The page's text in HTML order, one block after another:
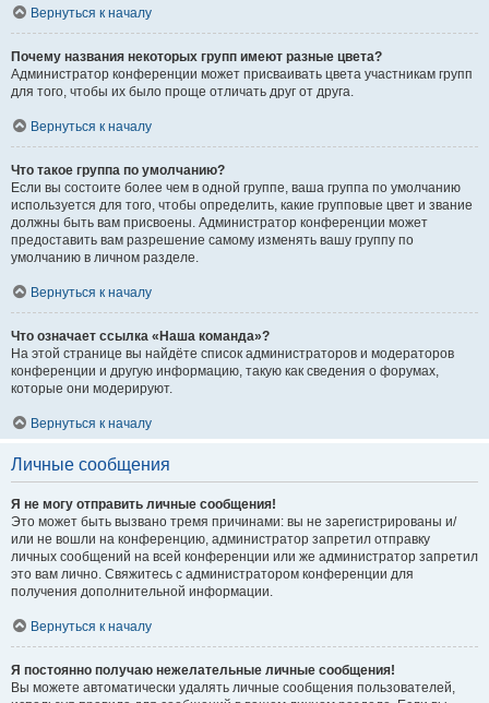
Вернуться к началу
Почему названия некоторых групп имеют разные цвета?
Администратор конференции может присваивать цвета участникам групп
для того, чтобы их было проще отличать друг от друга.
Вернуться к началу
Что такое группа по умолчанию?
Если вы состоите более чем в одной группе, ваша группа по умолчанию
используется для того, чтобы определить, какие групповые цвет и звание
должны быть вам присвоены. Администратор конференции может
предоставить вам разрешение самому изменять вашу группу по
умолчанию в личном разделе.
Вернуться к началу
Что означает ссылка «Наша команда»?
На этой странице вы найдёте список администраторов и модераторов
конференции и другую информацию, такую как сведения о форумах,
которые они модерируют.
Вернуться к началу
Личные сообщения
Я не могу отправить личные сообщения!
Это может быть вызвано тремя причинами: вы не зарегистрированы и/
или не вошли на конференцию, администратор запретил отправку
личных сообщений на всей конференции или же администратор запретил
это вам лично. Свяжитесь с администратором конференции для
получения дополнительной информации.
Вернуться к началу
Я постоянно получаю нежелательные личные сообщения!
Вы можете автоматически удалять личные сообщения пользователей,